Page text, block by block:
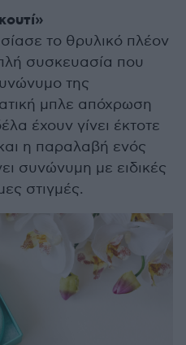
το θρυλικό πλέον
συσκευασία που
της
μπλε απόχρωση
έχουν γίνει έκτοτε
η παραλαβή ενός
συνώνυμη με ειδικές
στιγμές.